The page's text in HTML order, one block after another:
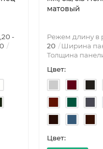
-
матовый
Режем длину в
20
Ширина
Толщина
Цвет:
Цвет: